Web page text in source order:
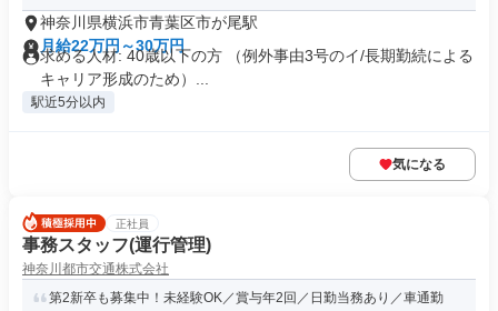
神奈川県横浜市青葉区市が尾駅
月給22万円～30万円
求める人材: 40歳以下の方 （例外事由3号のイ/長期勤続による
キャリア形成のため）...
駅近5分以内
気になる
正社員
事務スタッフ(運行管理)
神奈川都市交通株式会社
第2新卒も募集中！未経験OK／賞与年2回／日勤当務あり／車通勤